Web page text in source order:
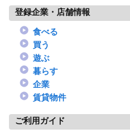
登録企業・店舗情報
食べる
買う
遊ぶ
暮らす
企業
賃貸物件
ご利用ガイド